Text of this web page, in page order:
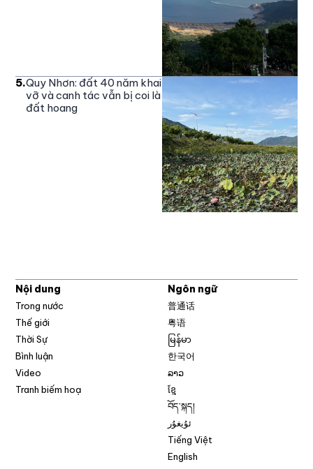
5.Quy Nhơn: đất 40 năm khai
vỡ và canh tác vẫn bị coi là
đất hoang
Nội dung
Trong nước
Thế giới
Thời Sự
Bình luận
Video
Tranh biếm hoạ
Ngôn ngữ
普通话
粤语
မြန်မာ
한국어
ລາວ
ខ្មែ
བོད་སྐད།
ئۇيغۇر
Tiếng Việt
English